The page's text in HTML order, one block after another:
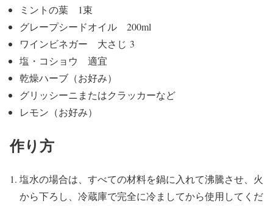
ミントの葉 1束
グレープシードオイル
200ml
ワインビネガー 大さじ 3
塩・コショウ 適宜
乾燥ハーブ（お好み）
グリッシーニまたはクラッカーなど
レモン（お好み）
作り方
塩水の場合は、すべての材料を鍋に入れて沸騰させ、火
から下ろし、冷蔵庫で完全に冷ましてから使用してくだ